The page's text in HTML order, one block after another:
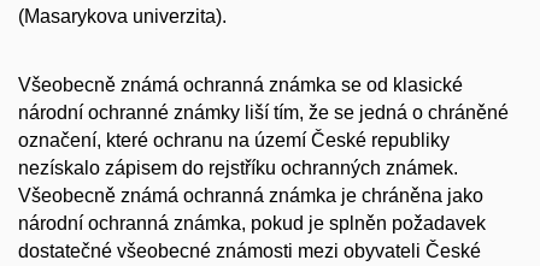
(Masarykova univerzita).
Všeobecně známá ochranná známka se od klasické
národní ochranné známky liší tím, že se jedná o chráněné
označení, které ochranu na území České republiky
nezískalo zápisem do rejstříku ochranných známek.
Všeobecně známá ochranná známka je chráněna jako
národní ochranná známka, pokud je splněn požadavek
dostatečné všeobecné známosti mezi obyvateli České